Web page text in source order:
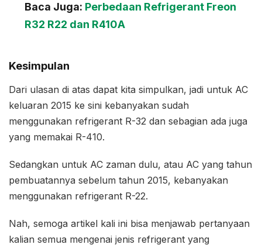
Baca Juga: Perbedaan Refrigerant Freon
R32 R22 dan R410A
Kesimpulan
Dari ulasan di atas dapat kita simpulkan, jadi untuk AC
keluaran 2015 ke sini kebanyakan sudah
menggunakan refrigerant R-32 dan sebagian ada juga
yang memakai R-410.
Sedangkan untuk AC zaman dulu, atau AC yang tahun
pembuatannya sebelum tahun 2015, kebanyakan
menggunakan refrigerant R-22.
Nah, semoga artikel kali ini bisa menjawab pertanyaan
kalian semua mengenai jenis refrigerant yang